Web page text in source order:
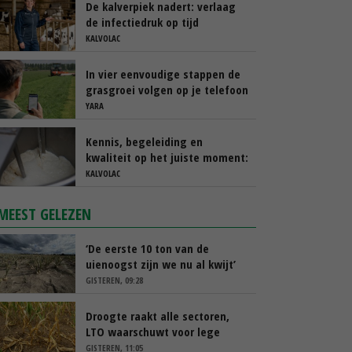
De kalverpiek nadert: verlaag
de infectiedruk op tijd
KALVOLAC
In vier eenvoudige stappen de
grasgroei volgen op je telefoon
YARA
Kennis, begeleiding en
kwaliteit op het juiste moment:
de basis voor sterke kalveren
KALVOLAC
GELEZEN
‘De eerste 10 ton van de
uienoogst zijn we nu al kwijt’
GISTEREN, 09:28
Droogte raakt alle sectoren,
LTO waarschuwt voor lege
schappen
GISTEREN, 11:05